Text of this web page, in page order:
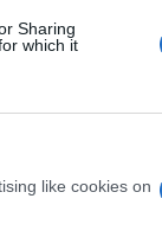
Sharing
which it
like cookies on